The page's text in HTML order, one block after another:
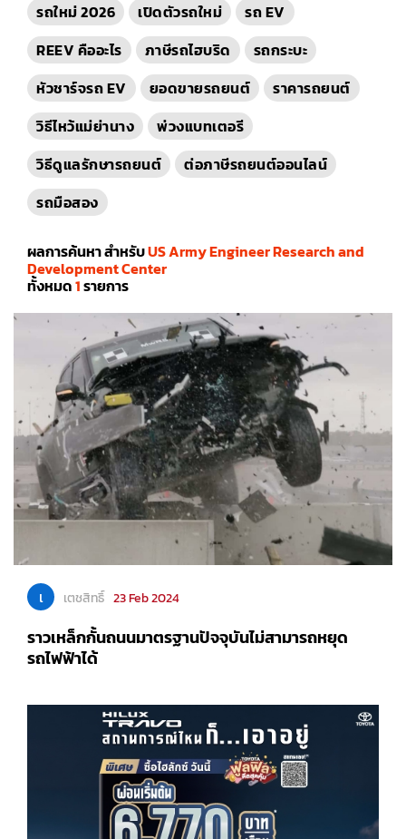
รถใหม่ 2026
เปิดตัวรถใหม่
รถ EV
REEV คืออะไร
ภาษีรถไฮบริด
รถกระบะ
หัวชาร์จรถ EV
ยอดขายรถยนต์
ราคารถยนต์
วิธีไหว้แม่ย่านาง
พ่วงแบทเตอรี
วิธีดูแลรักษารถยนต์
ต่อภาษีรถยนต์ออนไลน์
รถมือสอง
ผลการค้นหา สำหรับUS Army Engineer Research and
Development Center
ทั้งหมด1รายการ
เ เตชสิทธิ์ 23 Feb 2024
ราวเหล็กกั้นถนนมาตรฐานปัจจุบันไม่สามารถหยุด
รถไฟฟ้าได้